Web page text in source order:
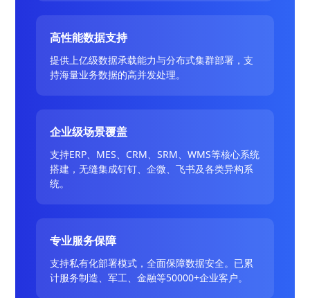
高性能数据支持
提供上亿级数据承载能力与分布式集群部署，支
持海量业务数据的高并发处理。
企业级场景覆盖
支持ERP、MES、CRM、SRM、WMS等核心系统
搭建，无缝集成钉钉、企微、飞书及各类异构系
统。
专业服务保障
支持私有化部署模式，全面保障数据安全。已累
计服务制造、军工、金融等50000+企业客户。